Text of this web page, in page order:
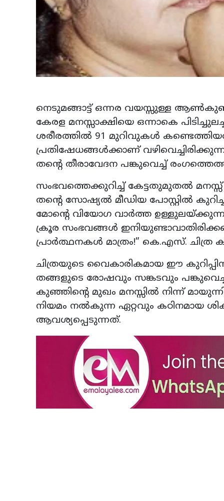
നെടുമങ്ങാട്ട് ഒന്നര വയസ്സുള്ള
കേരള മനസ്സാക്ഷിയെ ഒന്നാകെ
ശരീരത്തിൽ 91 മുറിവുകൾ
പ്രതിഷേധങ്ങൾക്കാണ്
തന്റെ തീരാവേദന പങ്കുവെച്ച്
സംഭവത്തെക്കുറിച്ച് കേട്ടതുമുതൽ
തന്റെ സോഷ്യൽ മീഡിയ പോസ്റ്റിൽ
മോന്റെ വിയോഗ വാർത്ത
ക്രൂര സംഭവങ്ങൾ
പ്രാർത്ഥനകൾ മാത്രം!” കെ.എസ്. ചിത്ര
ചിത്രയുടെ വൈകാരികമായ ഈ
തങ്ങളുടെ രോഷവും സങ്കടവും
കുഞ്ഞിന്റെ മുഖം മനസ്സിൽ നിന്ന്
നിയമം നൽകുന്ന ഏറ്റവും കഠിനമായ
ആവശ്യപ്പെടുന്നത്.